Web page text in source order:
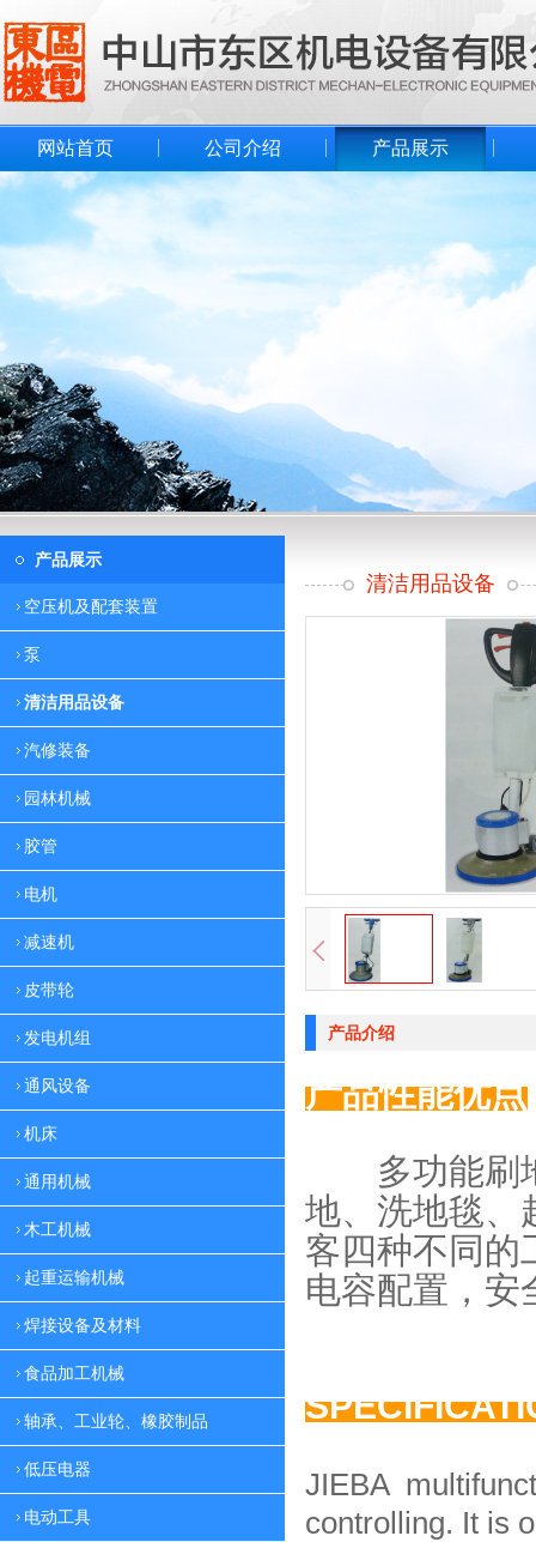
网站首页 公司介绍 产品展示
产品展示
空压机及配套装置
泵
清洁用品设备
汽修装备
园林机械
胶管
电机
减速机
皮带轮
发电机组
通风设备
机床
通用机械
木工机械
起重运输机械
焊接设备及材料
食品加工机械
轴承、工业轮、橡胶制品
低压电器
电动工具
清洁用品设备
产品介绍
产品性能优点
多功能刷地
地、 洗地毯、
客四种不同的
电容配置， 安
JIEBA
controlling. It is